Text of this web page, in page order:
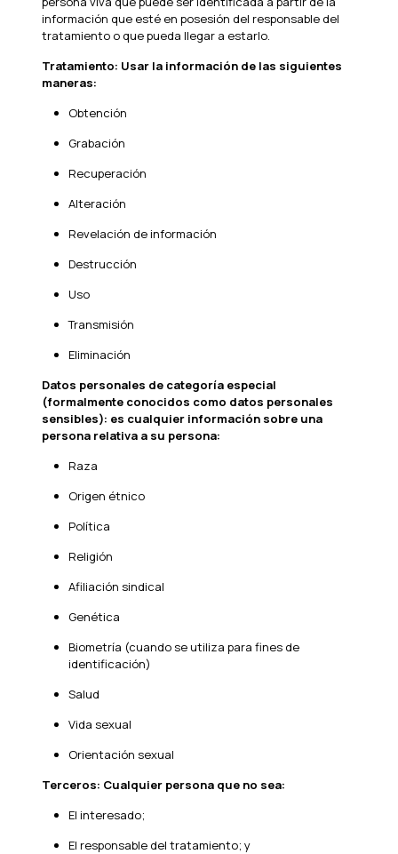
información que esté en posesión del responsable del
tratamiento o que pueda llegar a estarlo.
Tratamiento: Usar la información de las siguientes
maneras:
Obtención
Grabación
Recuperación
Alteración
Revelación de información
Destrucción
Uso
Transmisión
Eliminación
Datos personales de categoría especial
(formalmente conocidos como datos personales
sensibles): es cualquier información sobre una
persona relativa a su persona:
Raza
Origen étnico
Política
Religión
Afiliación sindical
Genética
Biometría (cuando se utiliza para fines de
identificación)
Salud
Vida sexual
Orientación sexual
Terceros: Cualquier persona que no sea:
El interesado;
El responsable del tratamiento; y